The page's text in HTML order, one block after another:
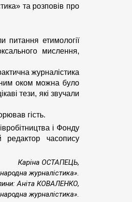
та розповів про
питання етимології
мислення,
журналістика
оком можна було
тези, які звучали
гість.
і Фонду
редактор часопису
Каріна ОСТАПЕЦЬ,
журналістика».
Аніта КОВАЛЕНКО,
журналістика».